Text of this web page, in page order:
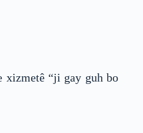
xizmetê “ji gay guh bo